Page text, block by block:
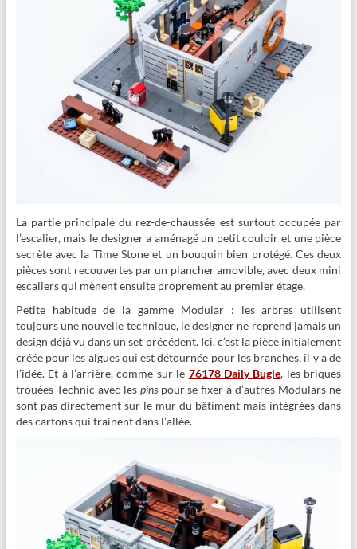
La partie principale du rez-de-chaussée est surtout occupée par
l’escalier, mais le designer a aménagé un petit couloir et une pièce
secrète avec la Time Stone et un bouquin bien protégé. Ces deux
pièces sont recouvertes par un plancher amovible, avec deux mini
escaliers qui mènent ensuite proprement au premier étage.
Petite habitude de la gamme Modular : les arbres utilisent
toujours une nouvelle technique, le designer ne reprend jamais un
design déjà vu dans un set précédent. Ici, c’est la pièce initialement
créée pour les algues qui est détournée pour les branches, il y a de
l’idée. Et à l’arrière, comme sur le 76178 Daily Bugle, les briques
trouées Technic avec les pinspour se fixer à d’autres Modulars ne
sont pas directement sur le mur du bâtiment mais intégrées dans
des cartons qui trainent dans l’allée.